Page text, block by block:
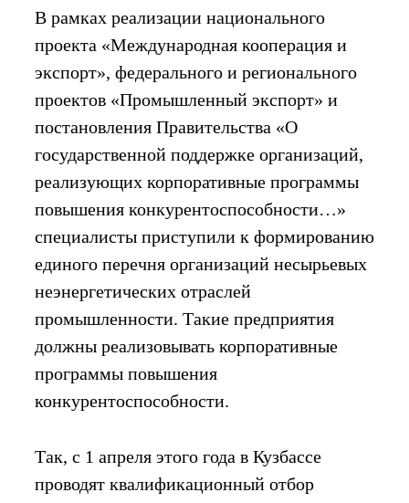
В рамках реализации национального
проекта «Международная кооперация и
экспорт», федерального и регионального
проектов «Промышленный экспорт» и
постановления Правительства «О
государственной поддержке организаций,
реализующих корпоративные программы
повышения конкурентоспособности…»
специалисты приступили к формированию
единого перечня организаций несырьевых
неэнергетических отраслей
промышленности. Такие предприятия
должны реализовывать корпоративные
программы повышения
конкурентоспособности.
Так, с 1 апреля этого года в Кузбассе
проводят квалификационный отбор